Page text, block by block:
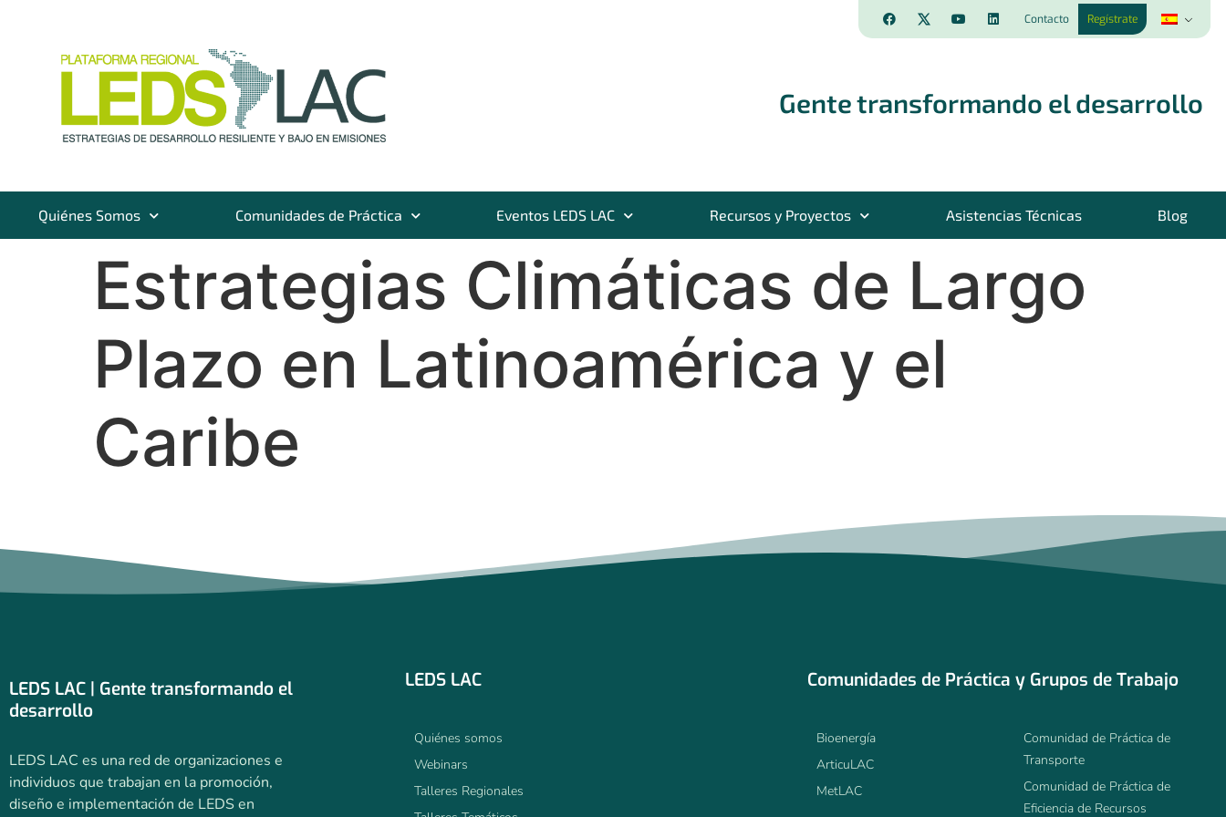
Contacto Regístrate
Gente transformando el desarrollo
Quiénes Somos Comunidades de Práctica Eventos LEDS LAC Recursos y Proyectos Asistencias Técnicas Blog
Estrategias Climáticas de Largo
Plazo en Latinoamérica y el
Caribe
LEDS LAC | Gente transformando el
desarrollo
LEDS LAC es una red de organizaciones e
individuos que trabajan en la promoción,
diseño e implementación de LEDS en
LEDS LAC
Quiénes somos
Webinars
Talleres Regionales
Comunidades de Práctica y Grupos de Trabajo
Bioenergía
ArticuLAC
MetLAC
Comunidad de Práctica de
Transporte
Comunidad de Práctica de
Eficiencia de Recursos